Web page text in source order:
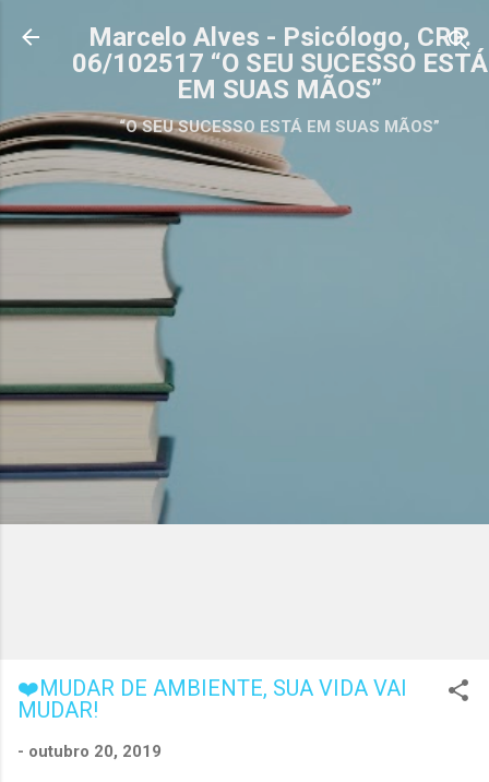
Pular para o conteúdo principal
Marcelo Alves - Psicólogo, CRP.
06/102517 “O SEU SUCESSO ESTÁ
EM SUAS MÃOS”
“O SEU SUCESSO ESTÁ EM SUAS MÃOS”
❤️MUDAR DE AMBIENTE, SUA VIDA VAI
MUDAR!
- outubro 20, 2019